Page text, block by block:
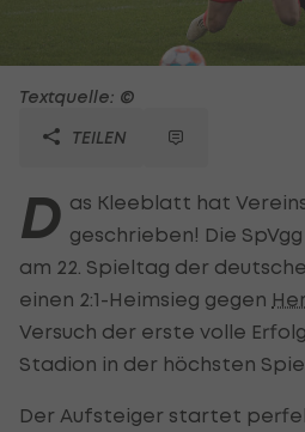
Textquelle: ©
TEILEN
D as Kleeblatt hat
geschrieben! Die
am 22. Spieltag der
einen 2:1-Heimsieg gegen
Versuch der erste volle
Stadion in der höchsten
Der Aufsteiger startet